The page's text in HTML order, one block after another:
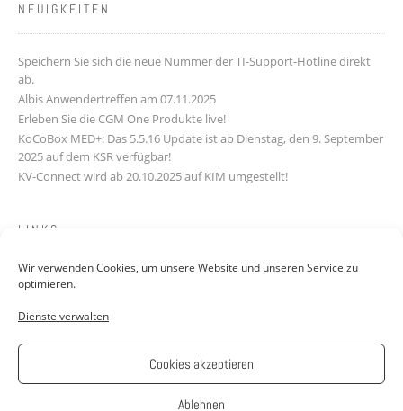
Wir verwenden Cookies, um unsere Website und unseren Service zu
optimieren.
Dienste verwalten
Cookies akzeptieren
Ablehnen
NEUIGKEITEN
Speichern Sie sich die neue Nummer der TI-Support-Hotline direkt
ab.
Albis Anwendertreffen am 07.11.2025
Erleben Sie die CGM One Produkte live!
KoCoBox MED+: Das 5.5.16 Update ist ab Dienstag, den 9. September
2025 auf dem KSR verfügbar!
KV-Connect wird ab 20.10.2025 auf KIM umgestellt!
LINKS
Downloads
FAQ
Jobs: Werde Teil unseres Teams!
Impressum